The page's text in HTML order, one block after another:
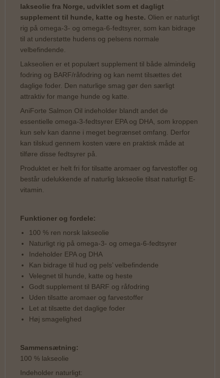
lakseolie fra Norge, udviklet som et dagligt
supplement til hunde, katte og heste. Olien er naturligt
rig på omega-3- og omega-6-fedtsyrer, som kan bidrage
til at understøtte hudens og pelsens normale
velbefindende.
Lakseolien er et populært supplement til både almindelig
fodring og BARF/råfodring og kan nemt tilsættes det
daglige foder. Den naturlige smag gør den særligt
attraktiv for mange hunde og katte.
AniForte Salmon Oil indeholder blandt andet de
essentielle omega-3-fedtsyrer EPA og DHA, som kroppen
kun selv kan danne i meget begrænset omfang. Derfor
kan tilskud gennem kosten være en praktisk måde at
tilføre disse fedtsyrer på.
Produktet er helt fri for tilsatte aromaer og farvestoffer og
består udelukkende af naturlig lakseolie tilsat naturligt E-
vitamin.
Funktioner og fordele:
100 % ren norsk lakseolie
Naturligt rig på omega-3- og omega-6-fedtsyrer
Indeholder EPA og DHA
Kan bidrage til hud og pels’ velbefindende
Velegnet til hunde, katte og heste
Godt supplement til BARF og råfodring
Uden tilsatte aromaer og farvestoffer
Let at tilsætte det daglige foder
Høj smagelighed
Sammensætning:
100 % lakseolie
Indeholder naturligt: